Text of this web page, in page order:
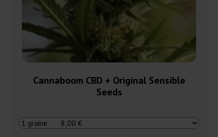
Cannaboom CBD + Original Sensible
Seeds